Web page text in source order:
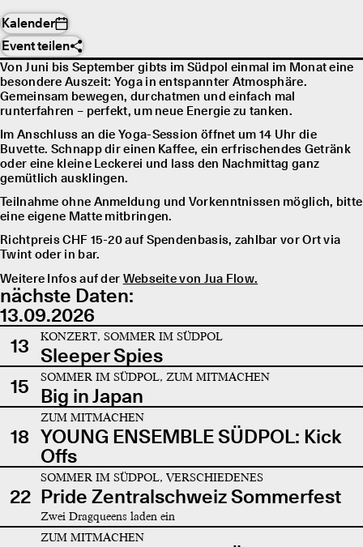
Kalender
Event teilen
Von Juni bis September gibts im Südpol einmal im Monat eine
besondere Auszeit: Yoga in entspannter Atmosphäre.
Gemeinsam bewegen, durchatmen und einfach mal
runterfahren – perfekt, um neue Energie zu tanken.
Im Anschluss an die Yoga-Session öffnet um 14 Uhr die
Buvette. Schnapp dir einen Kaffee, ein erfrischendes Getränk
oder eine kleine Leckerei und lass den Nachmittag ganz
gemütlich ausklingen.
Teilnahme ohne Anmeldung und Vorkenntnissen möglich, bitte
eine eigene Matte mitbringen.
Richtpreis CHF 15-20 auf Spendenbasis, zahlbar vor Ort via
Twint oder in bar.
Weitere Infos auf der Webseite von Jua Flow.
nächste Daten:
13.09.2026
13
KONZERT, SOMMER IM SÜDPOL
Sleeper Spies
15
SOMMER IM SÜDPOL, ZUM MITMACHEN
Big in Japan
18
ZUM MITMACHEN
YOUNG ENSEMBLE SÜDPOL: Kick
Offs
22
SOMMER IM SÜDPOL, VERSCHIEDENES
Pride Zentralschweiz Sommerfest
Zwei Dragqueens laden ein
ZUM MITMACHEN